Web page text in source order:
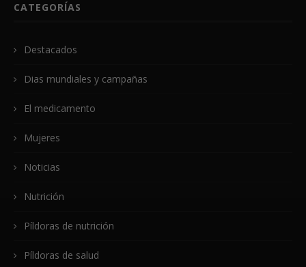
CATEGORÍAS
Destacados
Dias mundiales y campañas
El medicamento
Mujeres
Noticias
Nutrición
Píldoras de nutrición
Píldoras de salud